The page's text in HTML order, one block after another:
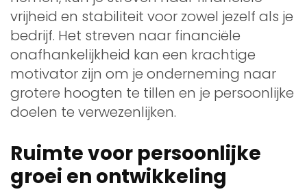
vrijheid en stabiliteit voor zowel jezelf als je
bedrijf. Het streven naar financiële
onafhankelijkheid kan een krachtige
motivator zijn om je onderneming naar
grotere hoogten te tillen en je persoonlijke
doelen te verwezenlijken.
Ruimte voor persoonlijke
groei en ontwikkeling